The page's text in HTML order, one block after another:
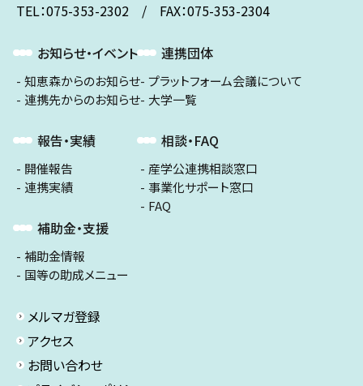
TEL：075-353-2302 / FAX：075-353-2304
お知らせ・イベント
知恵森からのお知らせ
連携先からのお知らせ
報告・実績
開催報告
連携実績
補助金・支援
補助金情報
国等の助成メニュー
連携団体
プラットフォーム会議について
大学一覧
相談・FAQ
産学公連携相談窓口
事業化サポート窓口
FAQ
メルマガ登録
アクセス
お問い合わせ